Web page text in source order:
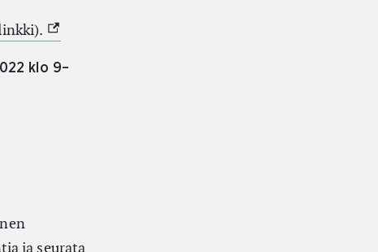
(Ulkoinen linkki)
klo 9–
ja seurata